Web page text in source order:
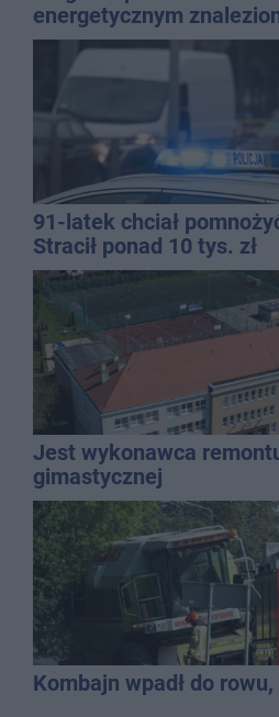
energetycznym
mężczyzny
91-latek chciał
Stracił ponad 10 tys. zł
Jest wykonawca
gimastycznej
Kombajn wpadł do